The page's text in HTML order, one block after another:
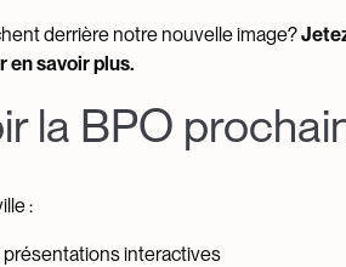
derrière notre nouvelle image?
en savoir plus.
la BPO
:
présentations interactives